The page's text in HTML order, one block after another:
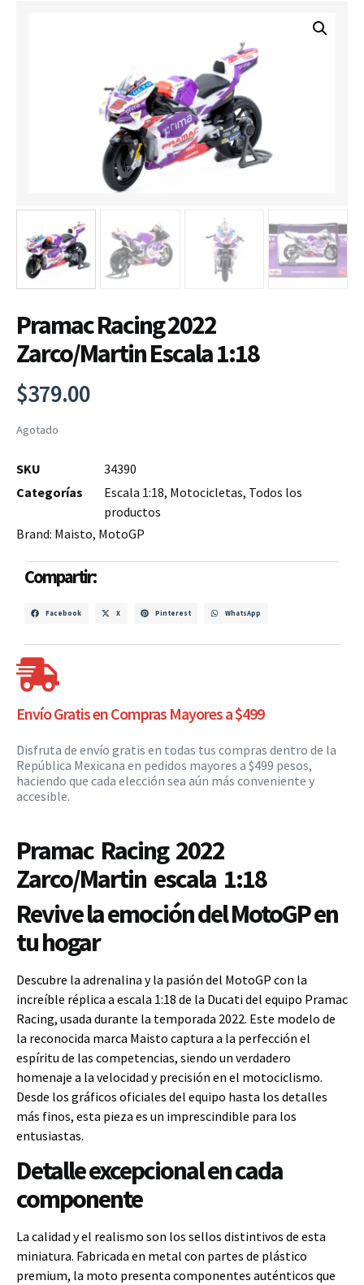
Pramac Racing 2022
Zarco/Martin Escala 1:18
$379.00
Agotado
SKU
34390
Categorías
Escala 1:18, Motocicletas, Todos los
productos
Brand: Maisto, MotoGP
Compartir:
Facebook X Pinterest WhatsApp
Envío Gratis en Compras Mayores a $499
Disfruta de envío gratis en todas tus compras dentro de la
República Mexicana en pedidos mayores a $499 pesos,
haciendo que cada elección sea aún más conveniente y
accesible.
Pramac Racing 2022
Zarco/Martin escala 1:18
Revive la emoción del MotoGP en
tu hogar
Descubre la adrenalina y la pasión del MotoGP con la
increíble réplica a escala 1:18 de la Ducati del equipo Pramac
Racing, usada durante la temporada 2022. Este modelo de
la reconocida marca Maisto captura a la perfección el
espíritu de las competencias, siendo un verdadero
homenaje a la velocidad y precisión en el motociclismo.
Desde los gráficos oficiales del equipo hasta los detalles
más finos, esta pieza es un imprescindible para los
entusiastas.
Detalle excepcional en cada
componente
La calidad y el realismo son los sellos distintivos de esta
miniatura. Fabricada en metal con partes de plástico
premium, la moto presenta componentes auténticos que